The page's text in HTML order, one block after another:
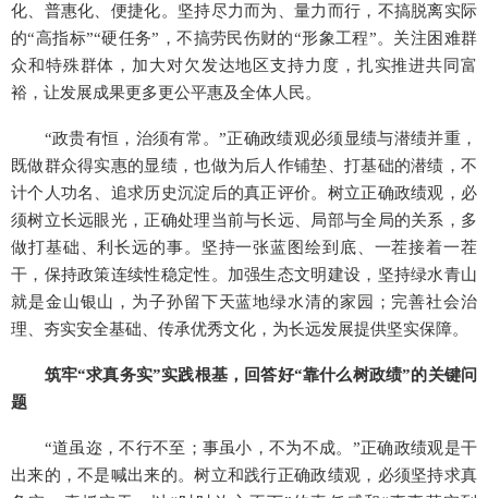
化、普惠化、便捷化。坚持尽力而为、量力而行，不搞脱离实际
的“高指标”“硬任务”，不搞劳民伤财的“形象工程”。关注困难群
众和特殊群体，加大对欠发达地区支持力度，扎实推进共同富
裕，让发展成果更多更公平惠及全体人民。
“政贵有恒，治须有常。”正确政绩观必须显绩与潜绩并重，
既做群众得实惠的显绩，也做为后人作铺垫、打基础的潜绩，不
计个人功名、追求历史沉淀后的真正评价。树立正确政绩观，必
须树立长远眼光，正确处理当前与长远、局部与全局的关系，多
做打基础、利长远的事。坚持一张蓝图绘到底、一茬接着一茬
干，保持政策连续性稳定性。加强生态文明建设，坚持绿水青山
就是金山银山，为子孙留下天蓝地绿水清的家园；完善社会治
理、夯实安全基础、传承优秀文化，为长远发展提供坚实保障。
筑牢“求真务实”实践根基，回答好“靠什么树政绩”的关键问
题
“道虽迩，不行不至；事虽小，不为不成。”正确政绩观是干
出来的，不是喊出来的。树立和践行正确政绩观，必须坚持求真